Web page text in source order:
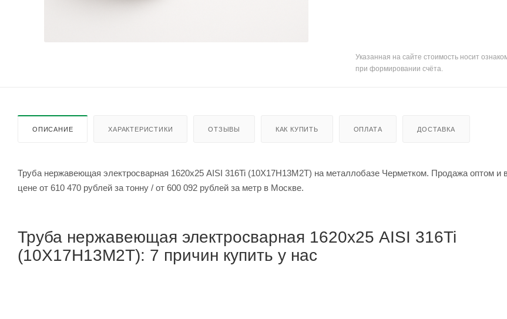
Указанная на сайте стоимость носит
при формировании счёта.
ОПИСАНИЕ ХАРАКТЕРИСТИКИ ОТЗЫВЫ КАК КУПИТЬ ОПЛАТА ДОСТАВКА
Труба нержавеющая электросварная 1620х25 AISI 316Ti (10Х17Н13М2Т) на металлобазе Черметком. Продажа оптом и
цене от 610 470 рублей за тонну / от 600 092 рублей за метр в Москве.
Труба нержавеющая электросварная 1620х25 AISI 316Ti
(10Х17Н13М2Т): 7 причин купить у нас